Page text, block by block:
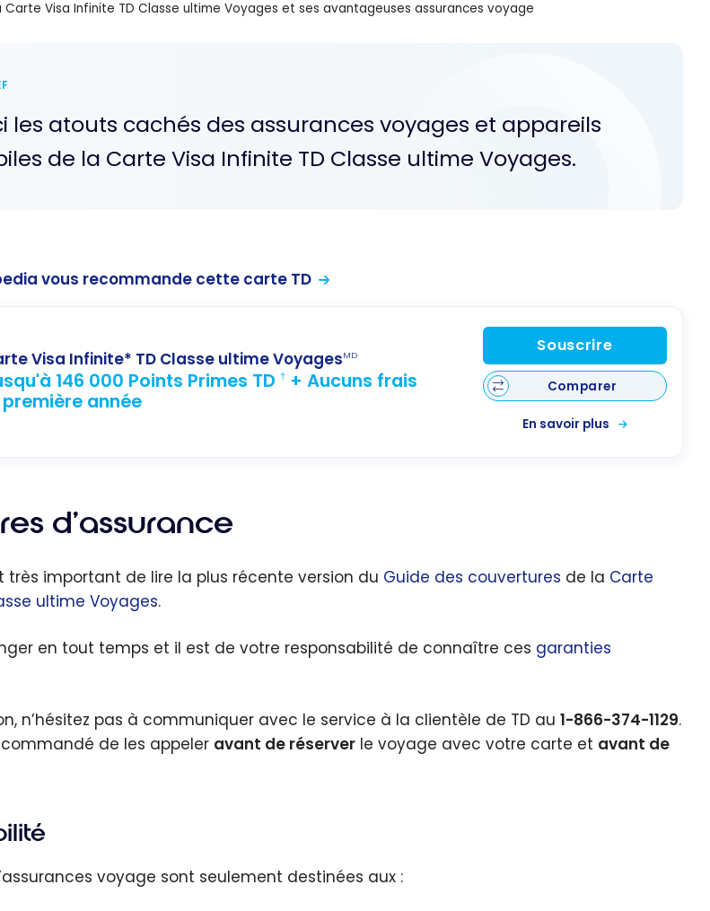
Carte Visa Infinite TD Classe ultime Voyages et ses avantageuses assurances voyage
les atouts cachés des assurances voyages et appareils
de la Carte Visa Infinite TD Classe ultime Voyages.
vous recommande cette carte TD
Visa Infinite* TD Classe ultime VoyagesMD
146 000 Points Primes TD † + Aucuns frais
année
Souscrire
Comparer
En savoir plus
d’assurance
très important de lire la plus récente version du Guide des couvertures de la Carte
ultime Voyages.
en tout temps et il est de votre responsabilité de connaître ces garanties
n’hésitez pas à communiquer avec le service à la clientèle de TD au 1-866-374-1129.
de les appeler avant de réserver le voyage avec votre carte et avant de
voyage sont seulement destinées aux :